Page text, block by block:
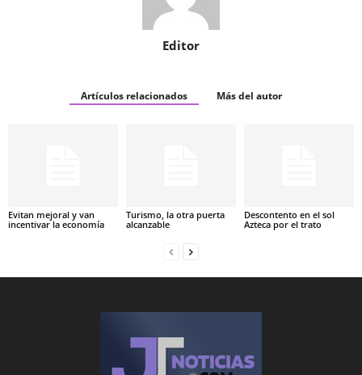
Editor
Artículos relacionados Más del autor
Evitan mejoral y van
incentivar la economía
Turismo, la otra puerta
alcanzable
Descontento en el sol
Azteca por el trato